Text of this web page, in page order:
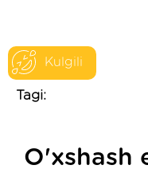
Kulgili
Tagi:
O'xshash